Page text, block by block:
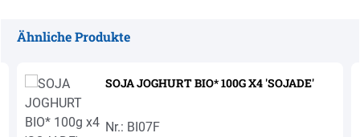
Ähnliche Produkte
SOJA JOGHURT BIO* 100G X4 'SOJADE'
Nr.: BI07F